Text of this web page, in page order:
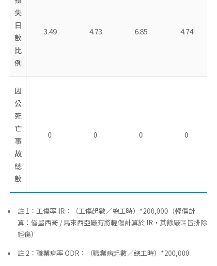
失
日
數
比
例
3.49 4.73 6.85 4.74
因
公
死
亡
事
故
總
數
0 0 0 0
註 1：工傷率 IR：（工傷起數／總工時）*200,000（輕傷計
算：僅墨西哥 / 馬來西亞廠有將輕傷計算於 IR，其餘廠區皆排除
輕傷）
註 2：職業病率 ODR：（職業病起數／總工時）*200,000